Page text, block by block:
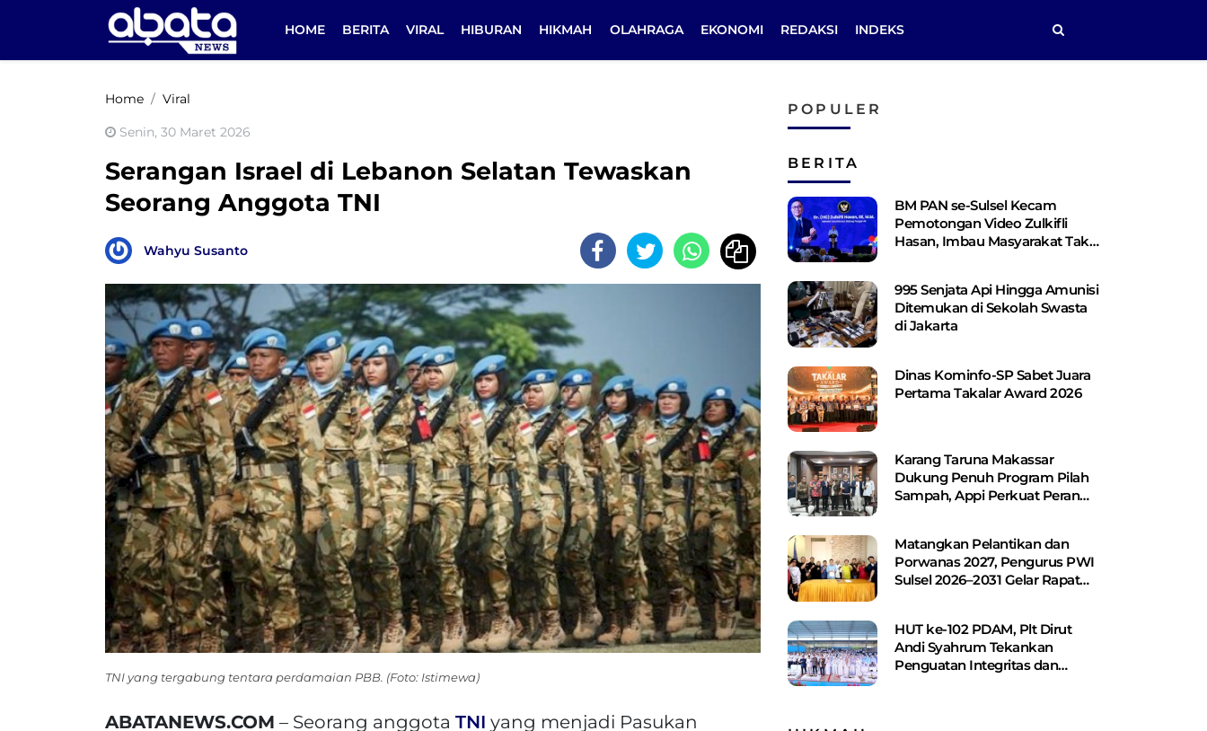
HOME BERITA VIRAL HIBURAN HIKMAH OLAHRAGA EKONOMI REDAKSI INDEKS
Home Viral
Senin, 30 Maret 2026
Serangan Israel di Lebanon Selatan Tewaskan
Seorang Anggota TNI
Wahyu Susanto
TNI yang tergabung tentara perdamaian PBB. (Foto: Istimewa)
ABATANEWS.COM – Seorang anggota TNI yang menjadi Pasukan
POPULER
BERITA
BM PAN se-Sulsel Kecam
Pemotongan Video Zulkifli
Hasan, Imbau Masyarakat Tak
995 Senjata Api Hingga Amunisi
Ditemukan di Sekolah Swasta
di Jakarta
Dinas Kominfo-SP Sabet Juara
Pertama Takalar Award 2026
Karang Taruna Makassar
Dukung Penuh Program Pilah
Sampah, Appi Perkuat Peran
Matangkan Pelantikan dan
Porwanas 2027, Pengurus PWI
Sulsel 2026–2031 Gelar Rapat
HUT ke-102 PDAM, Plt Dirut
Andi Syahrum Tekankan
Penguatan Integritas dan